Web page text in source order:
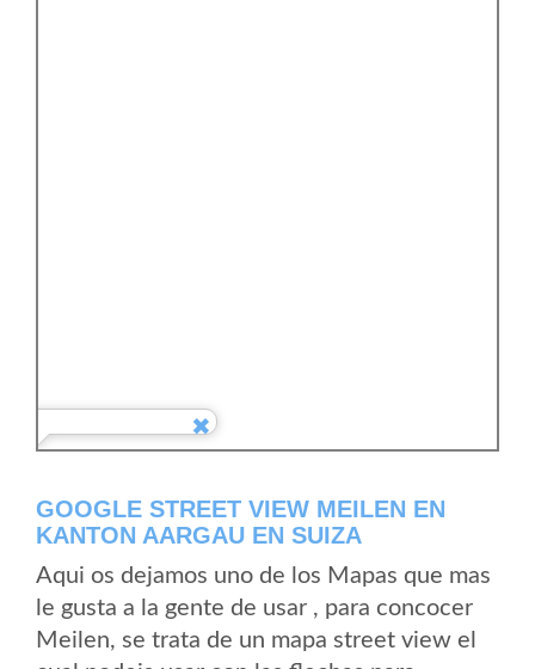
GOOGLE STREET VIEW MEILEN EN
KANTON AARGAU EN SUIZA
Aqui os dejamos uno de los Mapas que mas
le gusta a la gente de usar , para concocer
Meilen, se trata de un mapa street view el